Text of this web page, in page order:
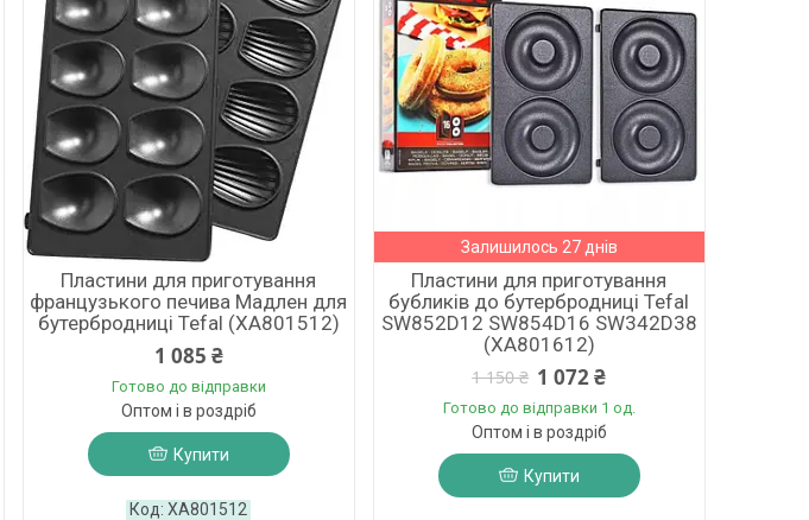
Пластини для приготування
французького печива Мадлен для
бутербродниці Tefal (XA801512)
1 085 ₴
Готово до відправки
Оптом і в роздріб
Купити
XA801512
Залишилось 27 днів
Пластини для приготування
бубликів до бутербродниці Tefal
SW852D12 SW854D16 SW342D38
(XA801612)
1 150 ₴ 1 072 ₴
Готово до відправки 1 од.
Оптом і в роздріб
Купити